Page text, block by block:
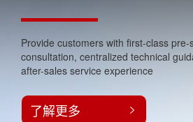
Provide customers with first-class pre-
consultation, centralized technical
after-sales service experience
了解更多